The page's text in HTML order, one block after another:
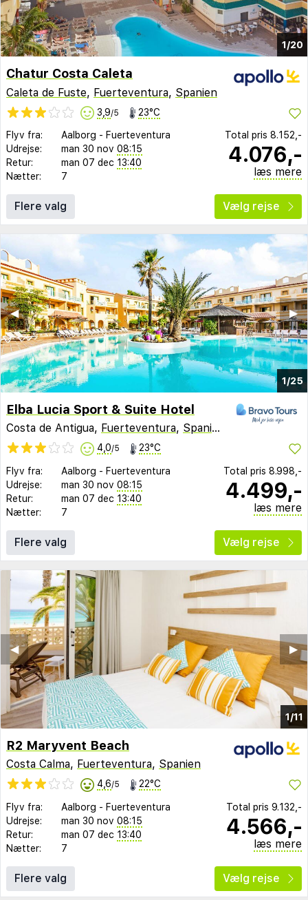
1/20
Chatur Costa Caleta
Caleta de Fuste, Fuerteventura, Spanien
3,9/5 23°C
Flyv fra: Aalborg - Fuerteventura
Udrejse:
man 30 nov 08:15
Retur:
man 07 dec 13:40
Nætter:
7
Total pris 8.152,-
4.076,-
læs mere
Flere valg Vælg rejse
1/25
▶︎
◀︎
Elba Lucia Sport & Suite Hotel
Costa de Antigua, Fuerteventura, Spanien
4,0/5 23°C
Flyv fra: Aalborg - Fuerteventura
Udrejse:
man 30 nov 08:15
Retur:
man 07 dec 13:40
Nætter:
7
Total pris 8.998,-
4.499,-
læs mere
Flere valg Vælg rejse
1/11
▶︎
◀︎
R2 Maryvent Beach
Costa Calma, Fuerteventura, Spanien
4,6/5 22°C
Flyv fra: Aalborg - Fuerteventura
Udrejse:
man 30 nov 08:15
Retur:
man 07 dec 13:40
Nætter:
7
Total pris 9.132,-
4.566,-
læs mere
Flere valg Vælg rejse